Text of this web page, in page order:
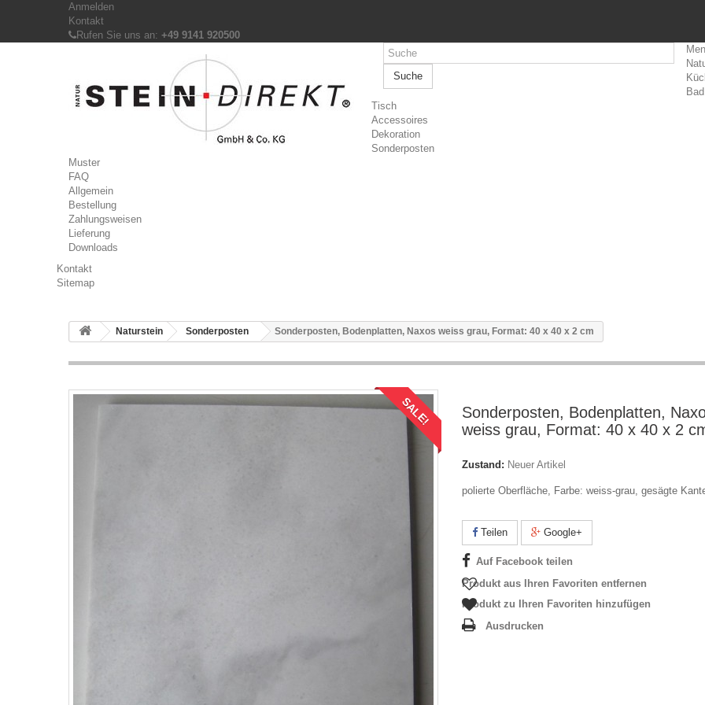
Anmelden
Kontakt
Rufen Sie uns an: +49 9141 920500
Suche
Bad
Tisch
Accessoires
Dekoration
Sonderposten
Muster
FAQ
Allgemein
Bestellung
Zahlungsweisen
Lieferung
Downloads
Kontakt
Sitemap
Naturstein Sonderposten Sonderposten, Bodenplatten, Naxos weiss grau, Format: 40 x 40 x 2 cm
SALE!
Sonderposten, Bodenplatten,
weiss grau, Format: 40 x 40 x 2
Zustand: Neuer Artikel
polierte Oberfläche, Farbe: weiss-grau, gesägte
Teilen Google+
Auf Facebook teilen
Produkt aus Ihren Favoriten entfernen
Produkt zu Ihren Favoriten hinzufügen
Ausdrucken